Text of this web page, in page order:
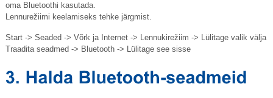
oma Bluetoothi ​​kasutada.
Lennurežiimi keelamiseks tehke järgmist.
Start -> Seaded -> Võrk ja Internet -> Lennukirežiim -> Lülitage valik välja
Traadita seadmed -> Bluetooth -> Lülitage see sisse